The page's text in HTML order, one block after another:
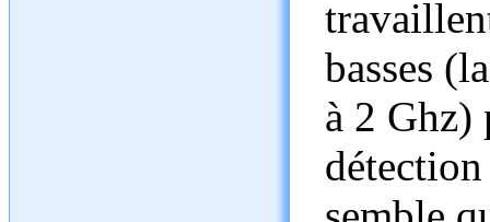
basses
à 2 Ghz)